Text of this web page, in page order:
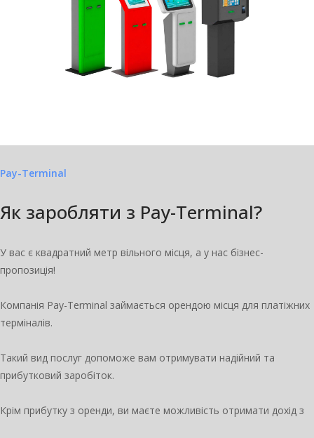
Pay-Terminal
Як заробляти з Pay-Terminal?
У вас є квадратний метр вільного місця, а у нас бізнес-
пропозиція!
Компанія Pay-Terminal займається орендою місця для платіжних
терміналів.
Такий вид послуг допоможе вам отримувати надійний та
прибутковий заробіток.
Крім прибутку з оренди, ви маєте можливість отримати дохід з